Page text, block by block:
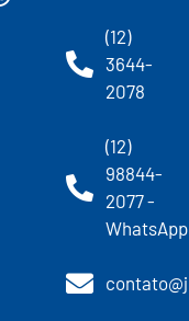
(12)
3644-
2078
(12)
98844-
2077 -
WhatsApp